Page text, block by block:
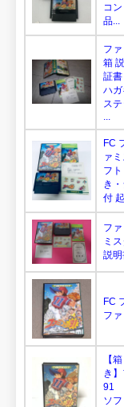
コ
品...
フ
箱
証
ハ
ス
FC
ァ
フ
き
付
フ
ミ
説明
FC
ファ
【
き
91
ソ